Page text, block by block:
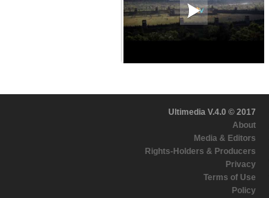
Ultimedia V.4.0 © 2017
About
Media & Editors
Rights-Holders & Producers
Privacy
Terms of Use
Policy